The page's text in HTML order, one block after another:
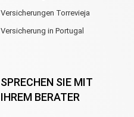
Versicherungen Torrevieja
Versicherung in Portugal
SPRECHEN SIE MIT
IHREM BERATER